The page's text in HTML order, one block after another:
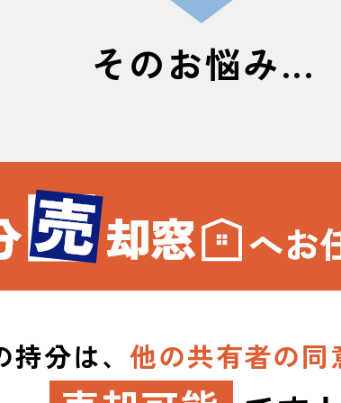
そのお悩み...
持分は、他の共有者の同